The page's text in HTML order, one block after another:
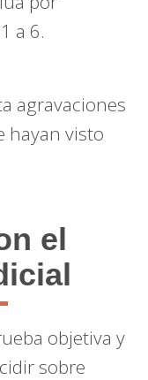
a 6.
agravaciones
hayan visto
el
objetiva y
sobre